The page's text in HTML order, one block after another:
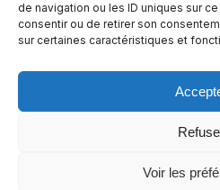
de navigation ou les ID uniques sur
consentir ou de retirer son
sur certaines caractéristiques et
Voir les
© Copyright 2026,